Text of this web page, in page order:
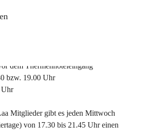
2026
dem Thermenhoteleingang
bzw. 19.00 Uhr
Uhr
Mitglieder gibt es jeden Mittwoch
von 17.30 bis 21.45 Uhr einen